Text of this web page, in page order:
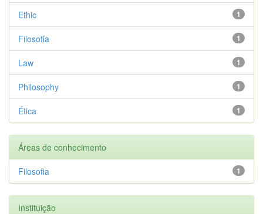
1
Ethic
1
Filosofia
1
Law
1
Philosophy
1
Ética
Áreas de conhecimento
1
Filosofia
Instituição